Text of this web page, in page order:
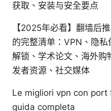
获取、安装与安全要点
【2025年必看】翻墙后
的完整清单：VPN、隐
解锁、学术论文、海外购
发者资源、社交媒体
Le migliori vpn con
guida completa